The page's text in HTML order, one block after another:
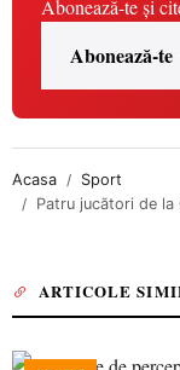
Abonează-te și
Abonează-te
Acasa
Sport
Patru jucători de la
ARTICOLE